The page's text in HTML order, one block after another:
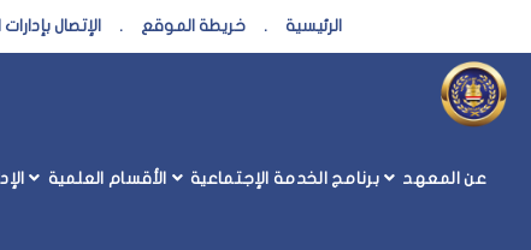
الرئيسية . خريطة الموقع . الإتصال
عن المعهد برنامج الخدمة الإجتماعية الأقسام العلمية